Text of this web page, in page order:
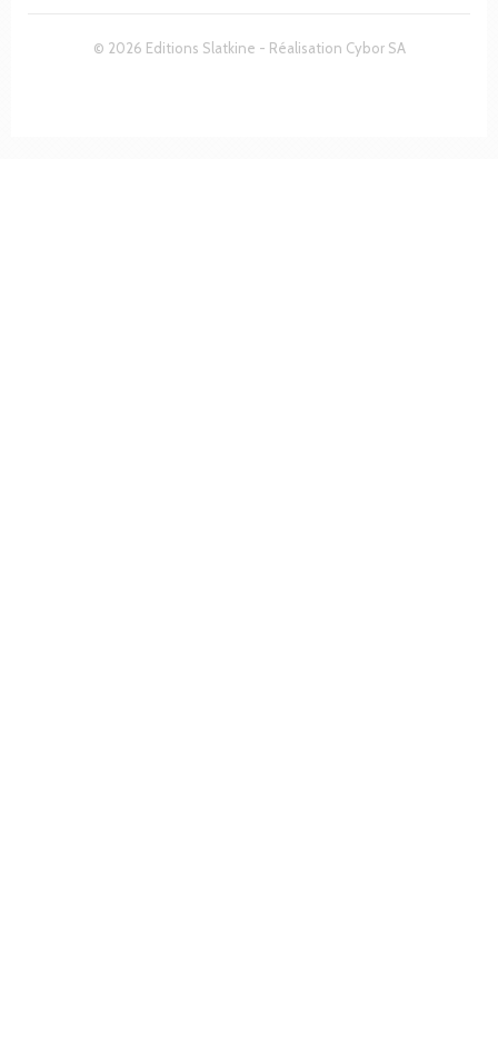
© 2026 Editions Slatkine - Réalisation Cybor SA